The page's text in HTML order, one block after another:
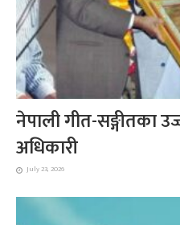
नेपाली गीत-सङ्गीतका
अधिकारी
July 23, 2026